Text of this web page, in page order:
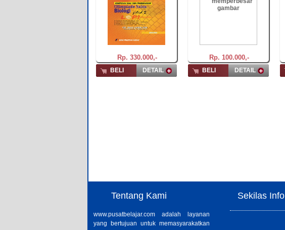
Rp. 330.000,-
BELI DETAIL
Rp. 100.000,-
BELI DETAIL
Tentang Kami
www.pusatbelajar.com adalah layanan
yang bertujuan untuk memasyarakatkan
Sekilas Info